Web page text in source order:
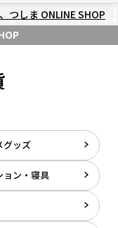
つしま ONLINE SHOP
グッズ
ョン・寝具